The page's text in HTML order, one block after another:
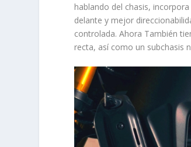
hablando del chasis,
delante y mejor
controlada. Ahora También
recta, así como un subchasis